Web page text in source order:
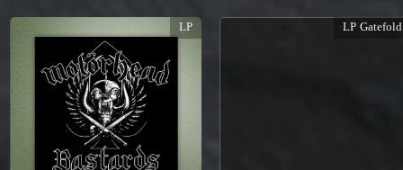
LP Gatefold
LP